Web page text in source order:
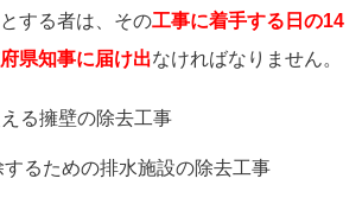
する者は、その工事に着手する日の14
県知事に届け出なければなりません。
る擁壁の除去工事
るための排水施設の除去工事